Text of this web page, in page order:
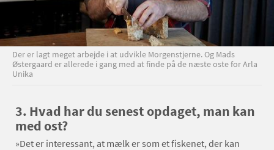
Der er lagt meget arbejde i at udvikle Morgenstjerne. Og Mads
Østergaard er allerede i gang med at finde på de næste oste for Arla
Unika
3. Hvad har du senest opdaget, man kan
med ost?
»Det er interessant, at mælk er som et fiskenet, der kan